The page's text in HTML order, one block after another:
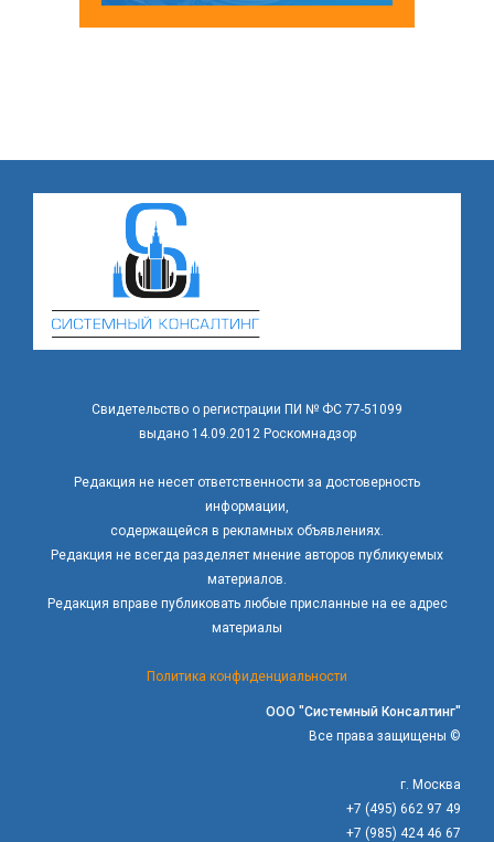
Свидетельство о регистрации ПИ № ФС 77-51099
выдано 14.09.2012 Роскомнадзор
Редакция не несет ответственности за достоверность
информации,
содержащейся в рекламных объявлениях.
Редакция не всегда разделяет мнение авторов публикуемых
материалов.
Редакция вправе публиковать любые присланные на ее адрес
материалы
Политика конфиденциальности
ООО "Системный Консалтинг"
Все права защищены ©
г. Москва
+7 (495) 662 97 49
+7 (985) 424 46 67